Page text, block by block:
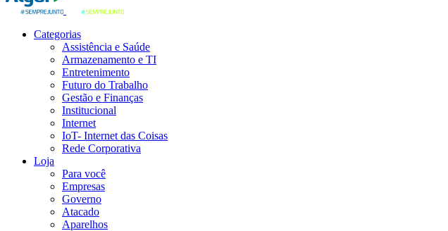
Categorias
Assistência e Saúde
Armazenamento e TI
Entretenimento
Futuro do Trabalho
Gestão e Finanças
Institucional
Internet
IoT- Internet das Coisas
Rede Corporativa
Loja
Para você
Empresas
Governo
Atacado
Aparelhos